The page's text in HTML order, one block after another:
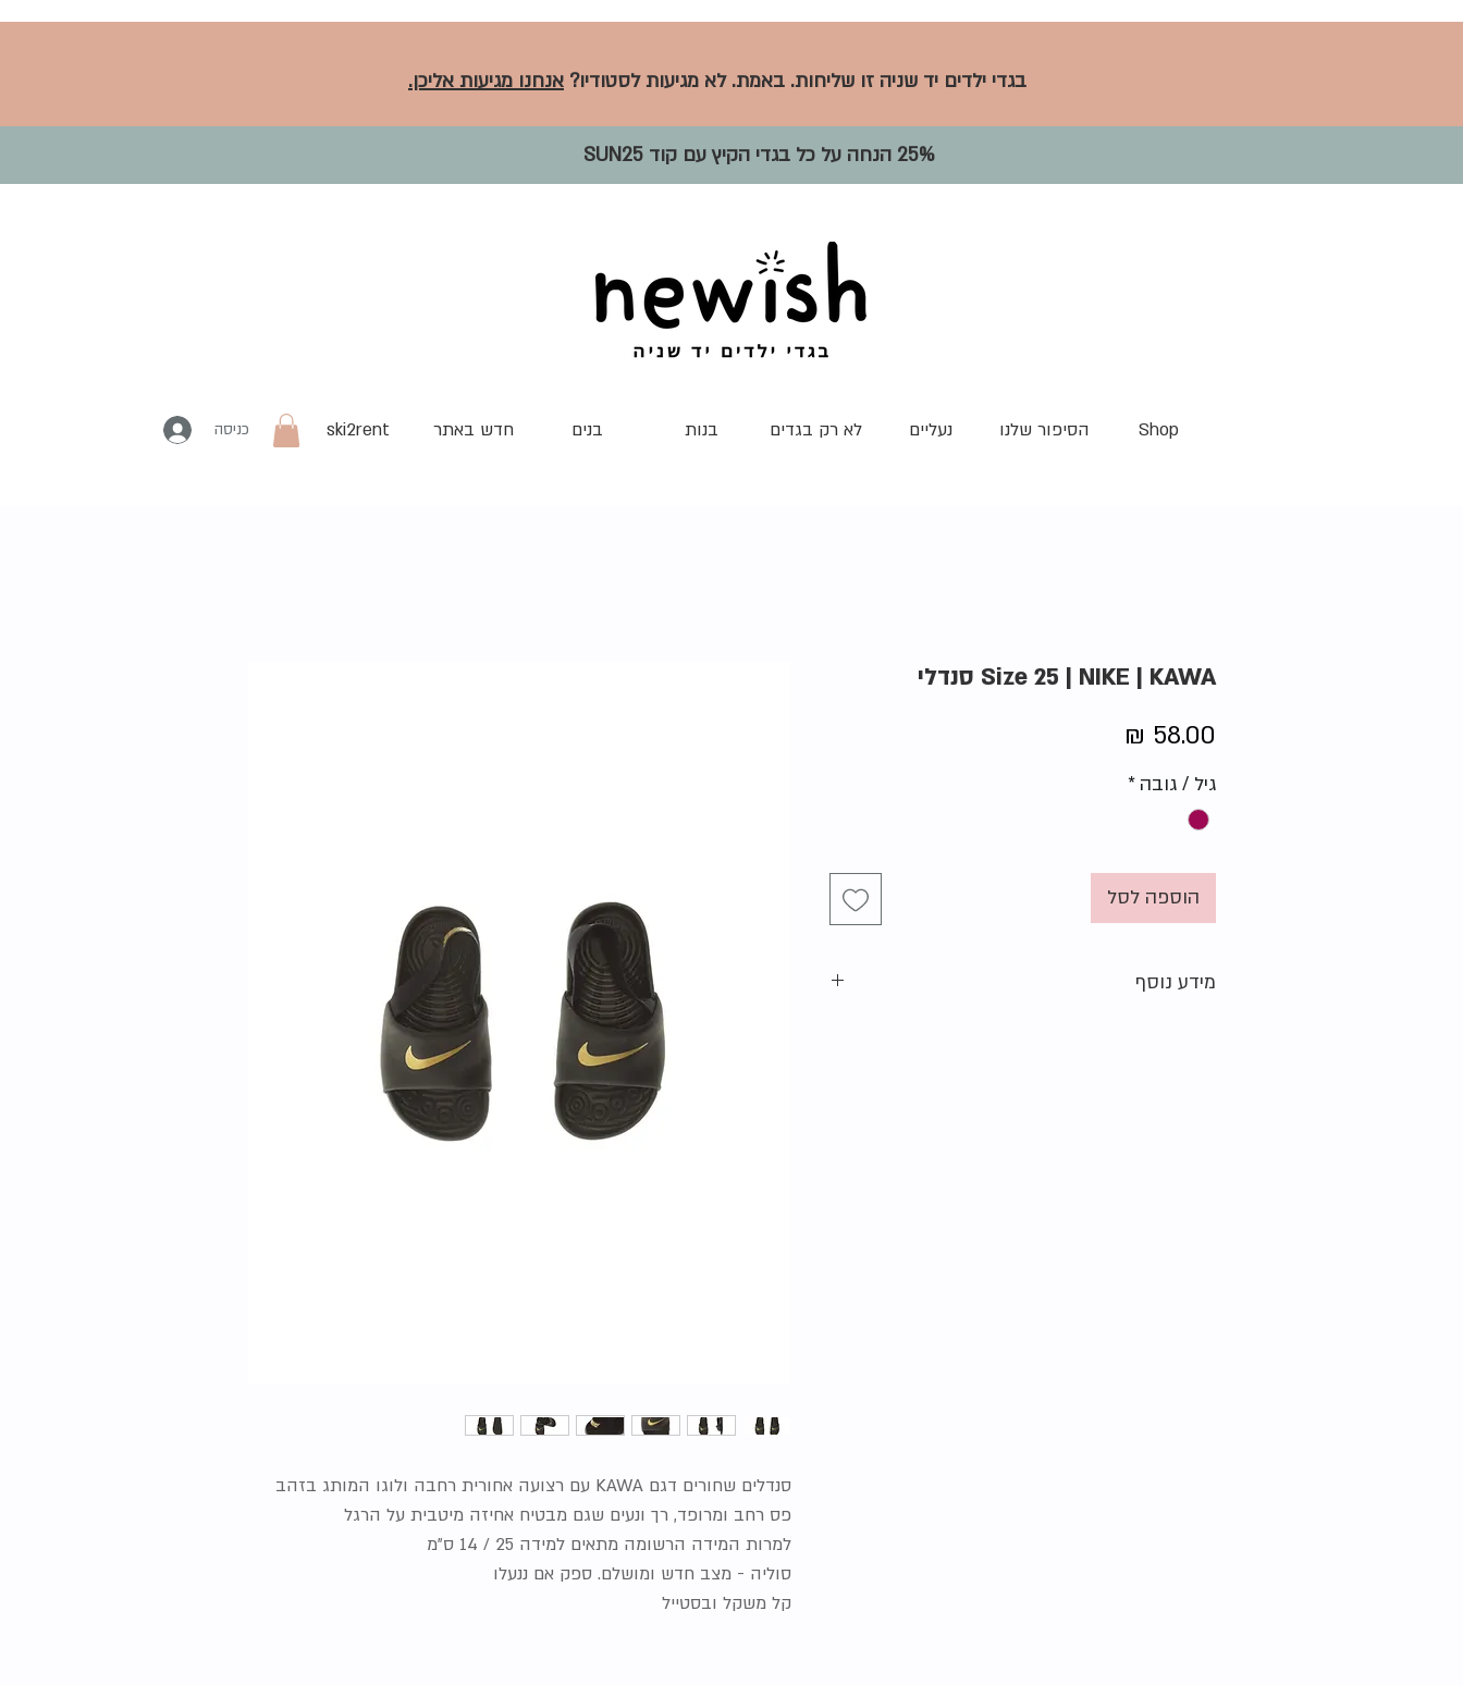
בגדי ילדים יד שניה זו שליחות. באמת. לא מגיעות לסטודיו? אנחנו מגיעות אליכן.
25% הנחה על כל בגדי הקיץ עם קוד SUN25
כניסה ski2rent חדש באתר בנים בנות לא רק בגדים נעליים הסיפור שלנו Shop
סנדלים שחורים דגם KAWA עם רצועה אחורית רחבה ולוגו המותג בזהב
פס רחב ומרופד, רך ונעים שגם מבטיח אחיזה מיטבית על הרגל
למרות המידה הרשומה מתאים למידה 25 / 14 ס"מ
סוליה - מצב חדש ומושלם. ספק אם ננעלו
קל משקל ובסטייל
Size 25 | NIKE | KAWA סנדלי
גיל / גובה *
הוספה לסל
מידע נוסף